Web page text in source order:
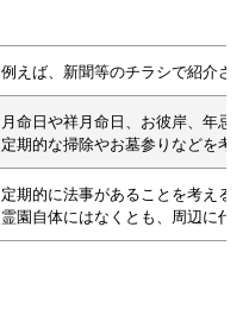
例えば、新聞等のチラシで紹介さ
月命日や祥月命日、お彼岸、年忌
定期的な掃除やお墓参りなどを考
定期的に法事があることを考える
霊園自体にはなくとも、周辺に代